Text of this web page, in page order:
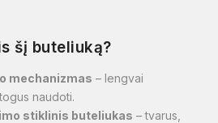
šį buteliuką?
mechanizmas – lengvai
naudoti.
stiklinis buteliukas – tvarus,